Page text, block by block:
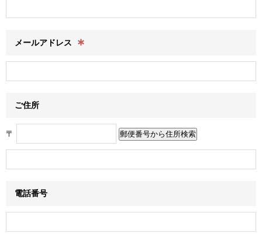
メールアドレス ∗
ご住所
〒
電話番号